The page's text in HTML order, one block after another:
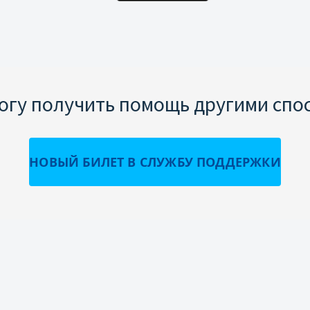
получить помощь другими
НОВЫЙ БИЛЕТ В СЛУЖБУ ПОДДЕРЖКИ